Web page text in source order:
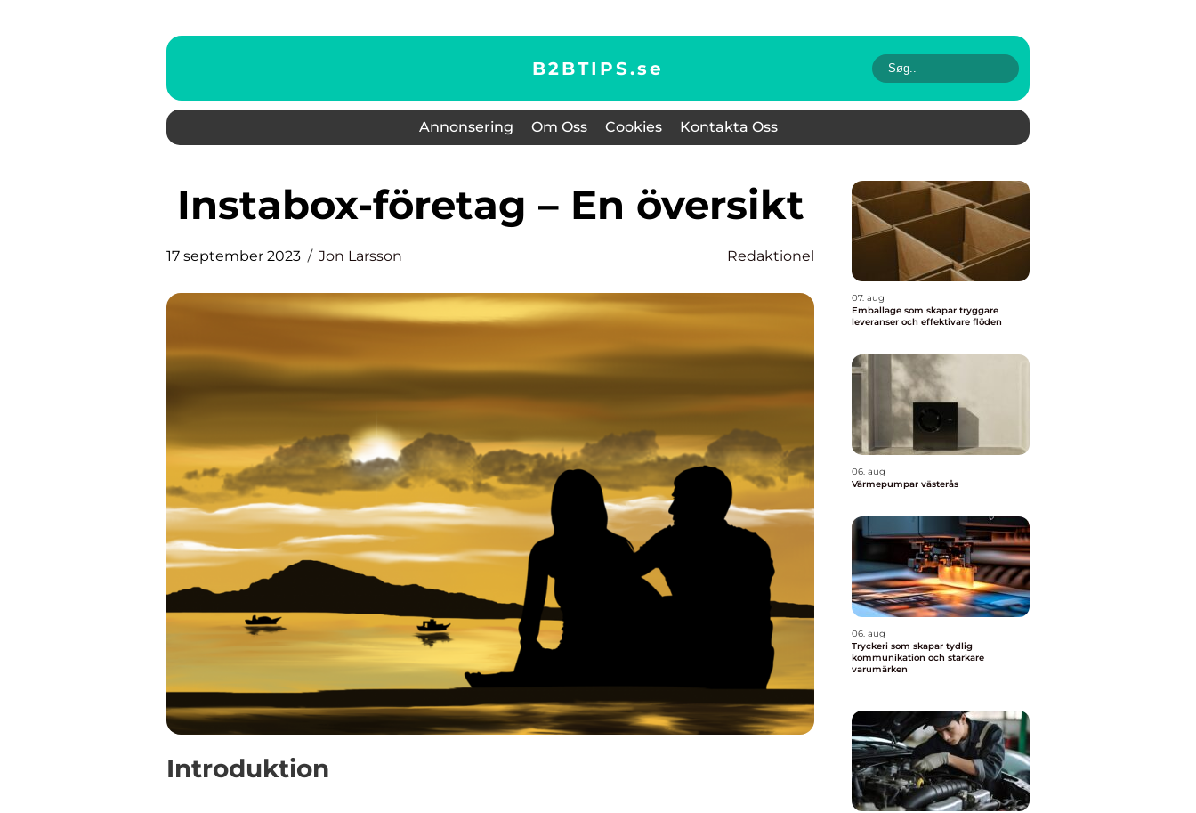
B2BTIPS.se
Annonsering Om Oss Cookies Kontakta Oss
Instabox-företag – En översikt
17 september 2023 Jon Larsson Redaktionel
Introduktion
07. aug
Emballage som skapar tryggare
leveranser och effektivare flöden
06. aug
Värmepumpar västerås
06. aug
Tryckeri som skapar tydlig
kommunikation och starkare
varumärken